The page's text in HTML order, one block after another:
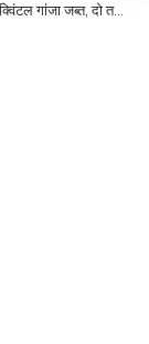
जब्त, दो तस्कर गिरफ्तार